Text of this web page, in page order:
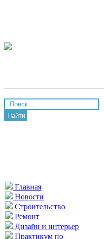
Найти
Главная
Новости
Строительство
Ремонт
Дизайн и интерьер
Практикум по